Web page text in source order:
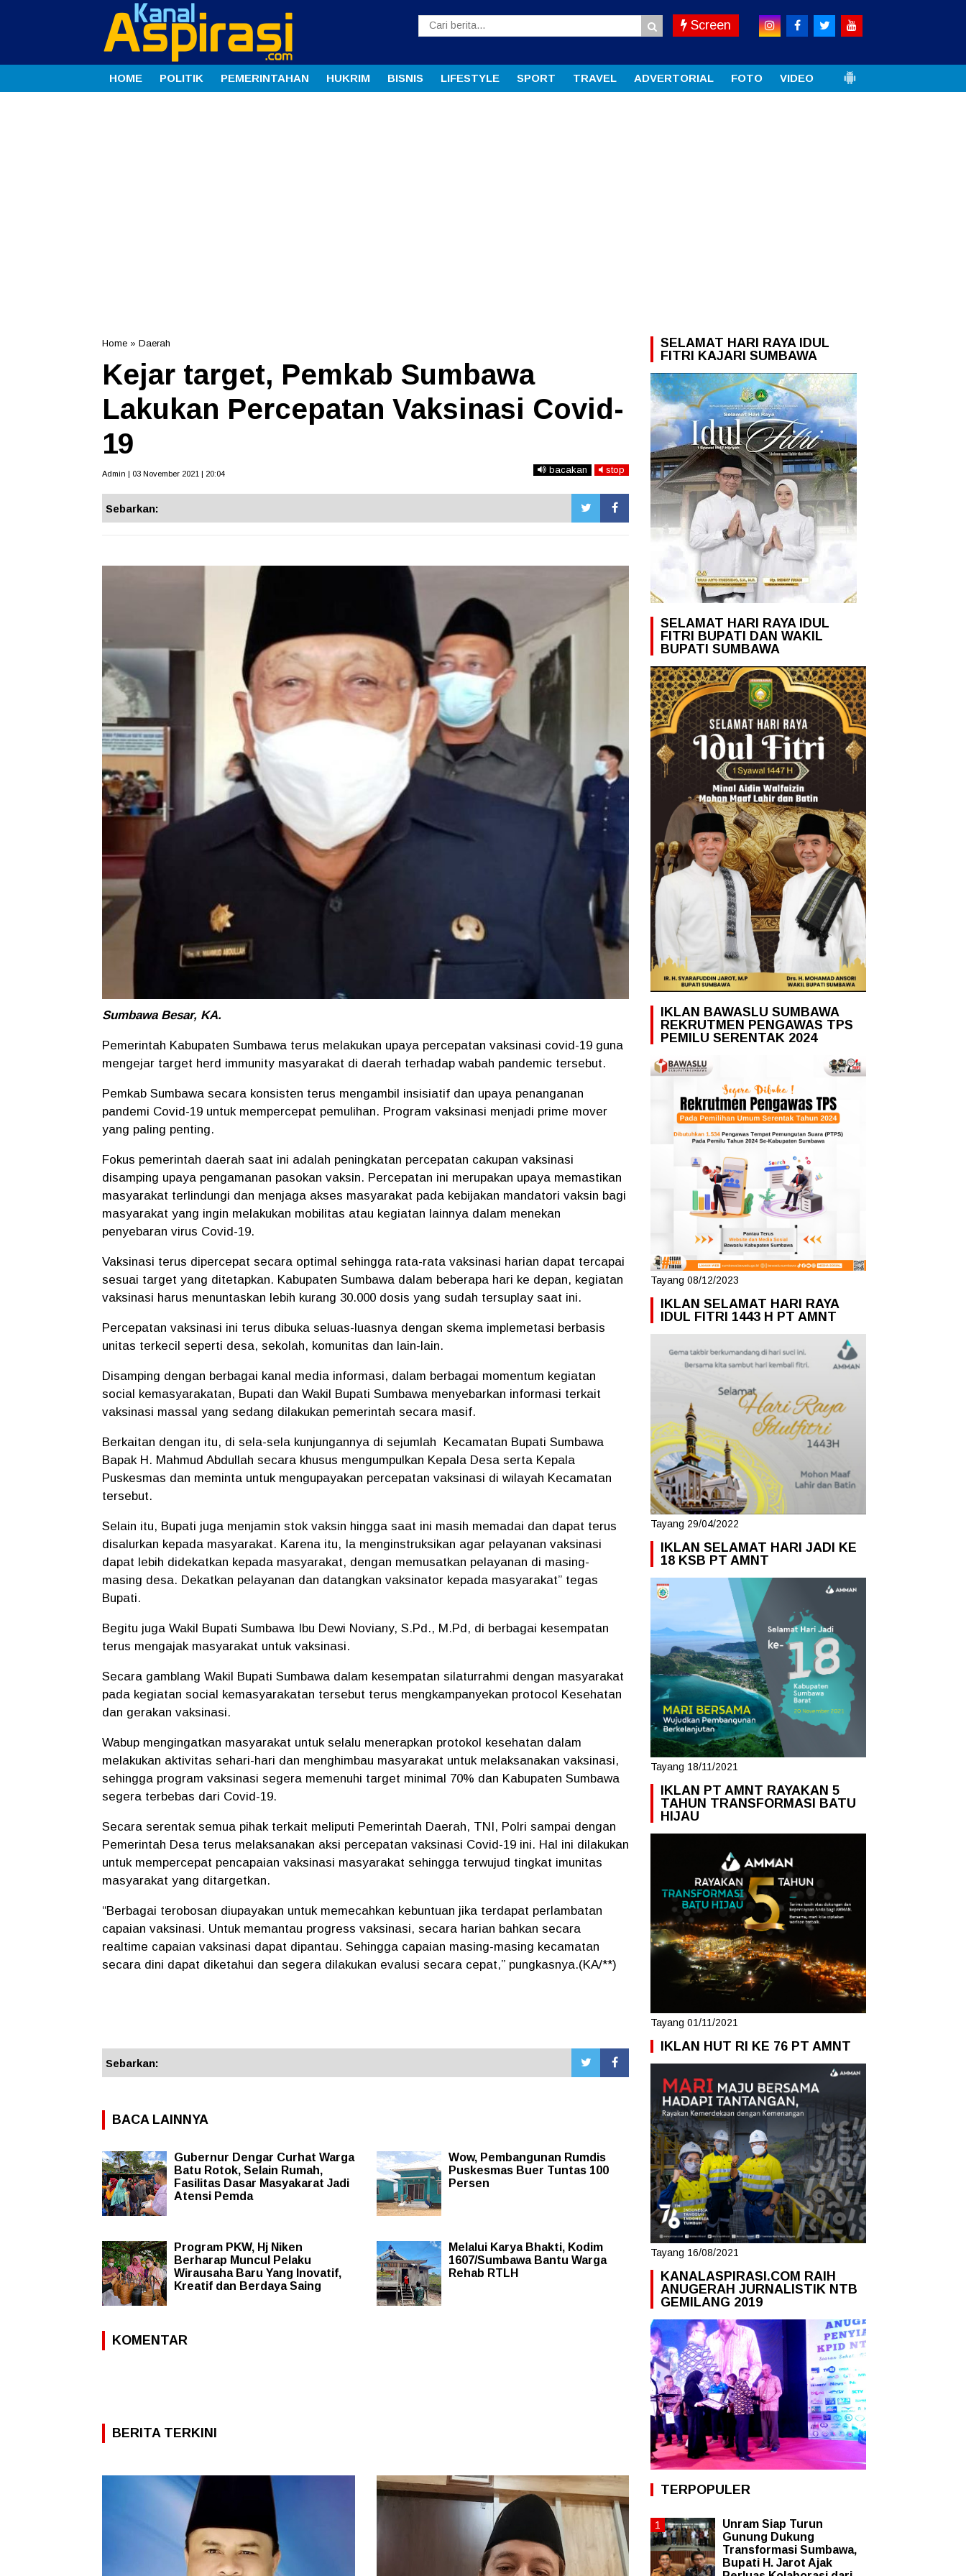
Screen
HOME POLITIK PEMERINTAHAN HUKRIM BISNIS LIFESTYLE SPORT TRAVEL ADVERTORIAL FOTO VIDEO
Home » Daerah
Kejar target, Pemkab Sumbawa
Lakukan Percepatan Vaksinasi Covid-
19
Admin | 03 November 2021 | 20:04 bacakan stop
Sebarkan:
Sumbawa Besar, KA.
Pemerintah Kabupaten Sumbawa terus melakukan upaya percepatan vaksinasi covid-19 guna
mengejar target herd immunity masyarakat di daerah terhadap wabah pandemic tersebut.
Pemkab Sumbawa secara konsisten terus mengambil insisiatif dan upaya penanganan
pandemi Covid-19 untuk mempercepat pemulihan. Program vaksinasi menjadi prime mover
yang paling penting.
Fokus pemerintah daerah saat ini adalah peningkatan percepatan cakupan vaksinasi
disamping upaya pengamanan pasokan vaksin. Percepatan ini merupakan upaya memastikan
masyarakat terlindungi dan menjaga akses masyarakat pada kebijakan mandatori vaksin bagi
masyarakat yang ingin melakukan mobilitas atau kegiatan lainnya dalam menekan
penyebaran virus Covid-19.
Vaksinasi terus dipercepat secara optimal sehingga rata-rata vaksinasi harian dapat tercapai
sesuai target yang ditetapkan. Kabupaten Sumbawa dalam beberapa hari ke depan, kegiatan
vaksinasi harus menuntaskan lebih kurang 30.000 dosis yang sudah tersuplay saat ini.
Percepatan vaksinasi ini terus dibuka seluas-luasnya dengan skema implemetasi berbasis
unitas terkecil seperti desa, sekolah, komunitas dan lain-lain.
Disamping dengan berbagai kanal media informasi, dalam berbagai momentum kegiatan
social kemasyarakatan, Bupati dan Wakil Bupati Sumbawa menyebarkan informasi terkait
vaksinasi massal yang sedang dilakukan pemerintah secara masif.
Berkaitan dengan itu, di sela-sela kunjungannya di sejumlah Kecamatan Bupati Sumbawa
Bapak H. Mahmud Abdullah secara khusus mengumpulkan Kepala Desa serta Kepala
Puskesmas dan meminta untuk mengupayakan percepatan vaksinasi di wilayah Kecamatan
tersebut.
Selain itu, Bupati juga menjamin stok vaksin hingga saat ini masih memadai dan dapat terus
disalurkan kepada masyarakat. Karena itu, Ia menginstruksikan agar pelayanan vaksinasi
dapat lebih didekatkan kepada masyarakat, dengan memusatkan pelayanan di masing-
masing desa. Dekatkan pelayanan dan datangkan vaksinator kepada masyarakat” tegas
Bupati.
Begitu juga Wakil Bupati Sumbawa Ibu Dewi Noviany, S.Pd., M.Pd, di berbagai kesempatan
terus mengajak masyarakat untuk vaksinasi.
Secara gamblang Wakil Bupati Sumbawa dalam kesempatan silaturrahmi dengan masyarakat
pada kegiatan social kemasyarakatan tersebut terus mengkampanyekan protocol Kesehatan
dan gerakan vaksinasi.
Wabup mengingatkan masyarakat untuk selalu menerapkan protokol kesehatan dalam
melakukan aktivitas sehari-hari dan menghimbau masyarakat untuk melaksanakan vaksinasi,
sehingga program vaksinasi segera memenuhi target minimal 70% dan Kabupaten Sumbawa
segera terbebas dari Covid-19.
Secara serentak semua pihak terkait meliputi Pemerintah Daerah, TNI, Polri sampai dengan
Pemerintah Desa terus melaksanakan aksi percepatan vaksinasi Covid-19 ini. Hal ini dilakukan
untuk mempercepat pencapaian vaksinasi masyarakat sehingga terwujud tingkat imunitas
masyarakat yang ditargetkan.
“Berbagai terobosan diupayakan untuk memecahkan kebuntuan jika terdapat perlambatan
capaian vaksinasi. Untuk memantau progress vaksinasi, secara harian bahkan secara
realtime capaian vaksinasi dapat dipantau. Sehingga capaian masing-masing kecamatan
secara dini dapat diketahui dan segera dilakukan evalusi secara cepat,” pungkasnya.(KA/**)
Sebarkan:
BACA LAINNYA
Gubernur Dengar Curhat Warga
Batu Rotok, Selain Rumah,
Fasilitas Dasar Masyakarat Jadi
Atensi Pemda
Wow, Pembangunan Rumdis
Puskesmas Buer Tuntas 100
Persen
Program PKW, Hj Niken
Berharap Muncul Pelaku
Wirausaha Baru Yang Inovatif,
Kreatif dan Berdaya Saing
Melalui Karya Bhakti, Kodim
1607/Sumbawa Bantu Warga
Rehab RTLH
KOMENTAR
BERITA TERKINI
SELAMAT HARI RAYA IDUL
FITRI KAJARI SUMBAWA
SELAMAT HARI RAYA IDUL
FITRI BUPATI DAN WAKIL
BUPATI SUMBAWA
IKLAN BAWASLU SUMBAWA
REKRUTMEN PENGAWAS TPS
PEMILU SERENTAK 2024
Tayang 08/12/2023
IKLAN SELAMAT HARI RAYA
IDUL FITRI 1443 H PT AMNT
Tayang 29/04/2022
IKLAN SELAMAT HARI JADI KE
18 KSB PT AMNT
Tayang 18/11/2021
IKLAN PT AMNT RAYAKAN 5
TAHUN TRANSFORMASI BATU
HIJAU
Tayang 01/11/2021
IKLAN HUT RI KE 76 PT AMNT
Tayang 16/08/2021
KANALASPIRASI.COM RAIH
ANUGERAH JURNALISTIK NTB
GEMILANG 2019
TERPOPULER
Unram Siap Turun
Gunung Dukung
Transformasi Sumbawa,
Bupati H. Jarot Ajak